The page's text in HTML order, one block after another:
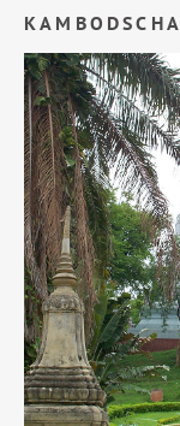
KAMBODSCHA